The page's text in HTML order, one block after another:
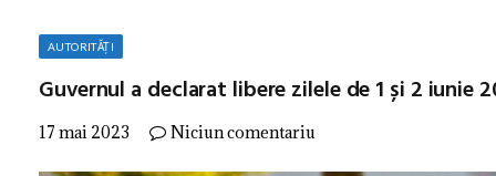
AUTORITĂȚI
Guvernul a declarat libere zilele de 1 și 2 iunie
17 mai 2023 Niciun comentariu